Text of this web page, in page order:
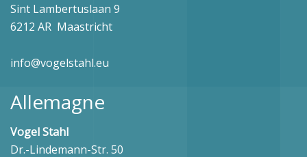
Sint Lambertuslaan 9
6212 AR Maastricht
info@vogelstahl.eu
Allemagne
Vogel Stahl
Dr.-Lindemann-Str. 50